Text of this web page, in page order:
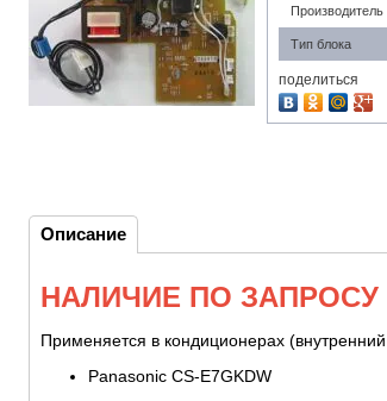
Производитель
Тип блока
поделиться
Описание
НАЛИЧИЕ ПО ЗАПРОСУ
Применяется в кондиционерах
Panasonic CS-E7GKDW